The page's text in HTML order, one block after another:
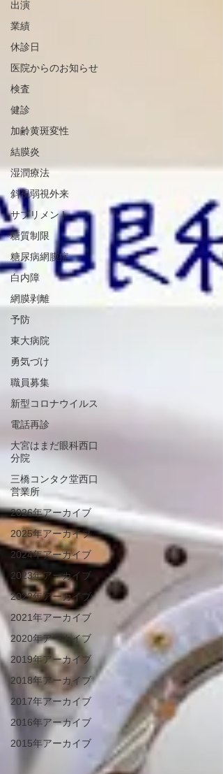
出演
業績
休診日
医院からのお知らせ
検査
健診
加齢黄斑変性
結膜炎
湿潤療法
斜視弱視外来
サプリメント
糖質制限
糖尿病網膜症
白内障
網膜剥離
予防
東大病院
勇気づけ
職員募集
新型コロナウイルス
電話再診
大宮はまだ眼科西口
分院
三橋コンタク堂西口
営業所
2026年アーカイブ
2025年アーカイブ
2024年アーカイブ
2023年アーカイブ
2022年アーカイブ
2021年アーカイブ
2020年アーカイブ
2019年アーカイブ
2018年アーカイブ
2017年アーカイブ
2016年アーカイブ
2015年アーカイブ